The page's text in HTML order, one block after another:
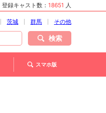
登録キャスト数： 18651 人
茨城 群馬 その他
検索
スマホ版